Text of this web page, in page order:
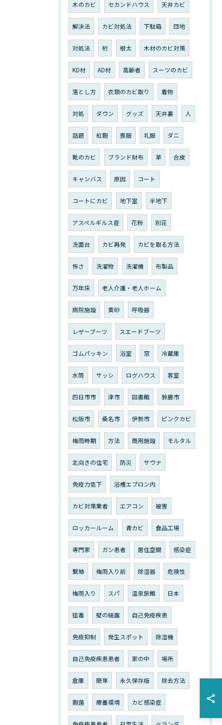
木のカビ セカンドハウス 天井カビ
解決法 カビ対処法 下駄箱 団地
対処法 桁 根太 木材のカビ対策
KD材 AD材 高齢者 スーツのカビ
落とし方 衣類のカビ取り 着物
対処 ダウン グッズ 天井裏 人
話題 紅麴 喪服 礼服 ダニ
靴のカビ ブランド財布 革 合皮
キャンバス 原因 コート
コートにカビ 地下室 半地下
アスペルギルス症 花粉 別荘
洗面台 カビ再発 カビを取る方法
怖さ 洗濯物 洗濯機 布製品
万年床 老人介護・老人ホーム
病院施設 黄砂 呼吸器
レザーブーツ スエードブーツ
ゴムパッキン 浴室 窓 冷蔵庫
水筒 サッシ ログハウス 客室
四日市市 津市 図書館 鈴鹿市
松阪市 桑名市 伊勢市 ピンクカビ
梅雨時期 方法 商用施設 モルタル
北向きの住宅 防災 サウナ
免疫力低下 浴槽エプロン内
カビ対策業者 エアコン 被害
ロッカールーム 青カビ 食品工場
専門家 ガン患者 居住空間 感染症
繫殖 梅雨入り前 除湿器 危険性
梅雨入り スパ 温泉旅館 日本
猛毒 壁の結露 自己免疫疾患
免疫抑制 発生スポット 除湿機
自己免疫疾患患者 家の中 場所
倉庫 簡単 永久保存版 除去方法
麴菌 療養環境 カビ感染症